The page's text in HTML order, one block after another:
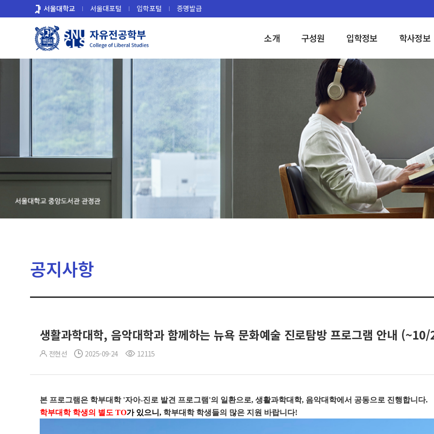
로
서울대학교 서울대포털 입학포털 증명발급
소개 구성원 입학정보 학사정보
공지사항
생활과학대학, 음악대학과 함께하는 뉴욕 문화예술 진로탐방 프로그램 안내
전현선 2025-09-24 12115
본 프로그램은 학부대학 '자아-진로 발견 프로그램'의 일환으로, 생활과학대학, 음악대학에서 공동으로 진행합니다.
학부대학 학생의 별도 TO가 있으니, 학부대학 학생들의 많은 지원 바랍니다!